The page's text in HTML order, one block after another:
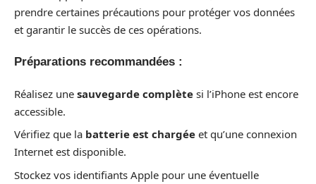
prendre certaines précautions pour protéger vos données
et garantir le succès de ces opérations.
Préparations recommandées :
Réalisez une sauvegarde complète si l’iPhone est encore
accessible.
Vérifiez que la batterie est chargée et qu’une connexion
Internet est disponible.
Stockez vos identifiants Apple pour une éventuelle